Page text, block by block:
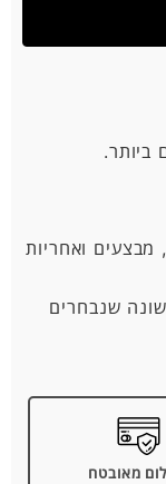
ביותר.
מבצעים ואחריות
שנבחרים
מאובטח